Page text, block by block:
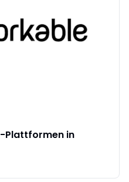
Plattformen in